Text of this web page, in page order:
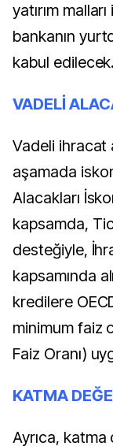
yatırım
bankanın
kabul edilecek.
VADELİ
Vadeli ihracat
aşamada
Alacakları
kapsamda,
desteğiyle,
kapsamında
kredilere
minimum faiz
Faiz Oranı)
KATMA
Ayrıca,